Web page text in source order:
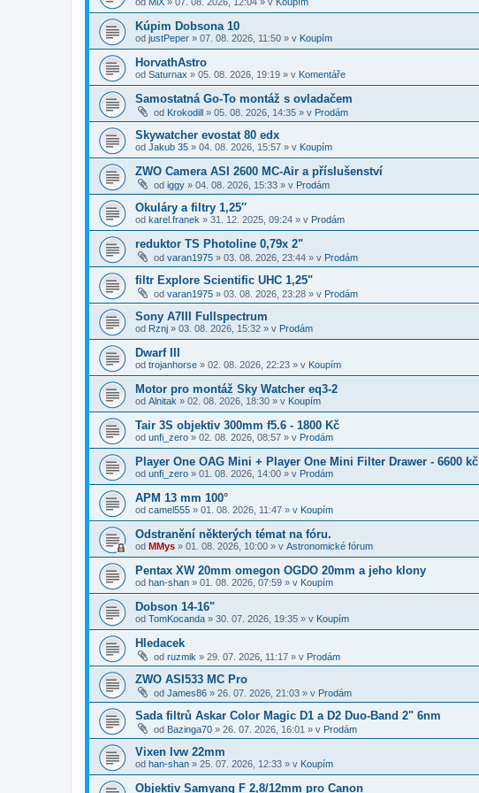
Kúpim Dobsona 10
od justPeper » 07. 08. 2026, 11:50 » v Koupím
HorvathAstro
od Saturnax » 05. 08. 2026, 19:19 » v Komentáře
Samostatná Go-To montáž s ovladačem
od Krokodill » 05. 08. 2026, 14:35 » v Prodám
Skywatcher evostat 80 edx
od Jakub 35 » 04. 08. 2026, 15:57 » v Koupím
ZWO Camera ASI 2600 MC-Air a příslušenství
od iggy » 04. 08. 2026, 15:33 » v Prodám
Okuláry a filtry 1,25″
od karel.franek » 31. 12. 2025, 09:24 » v Prodám
reduktor TS Photoline 0,79x 2"
od varan1975 » 03. 08. 2026, 23:44 » v Prodám
filtr Explore Scientific UHC 1,25"
od varan1975 » 03. 08. 2026, 23:28 » v Prodám
Sony A7III Fullspectrum
od Rznj » 03. 08. 2026, 15:32 » v Prodám
Dwarf III
od trojanhorse » 02. 08. 2026, 22:23 » v Koupím
Motor pro montáž Sky Watcher eq3-2
od Alnitak » 02. 08. 2026, 18:30 » v Koupím
Tair 3S objektiv 300mm f5.6 - 1800 Kč
od unfi_zero » 02. 08. 2026, 08:57 » v Prodám
Player One OAG Mini + Player One Mini Filter Drawer - 6600 kč
od unfi_zero » 01. 08. 2026, 14:00 » v Prodám
APM 13 mm 100°
od camel555 » 01. 08. 2026, 11:47 » v Koupím
Odstranění některých témat na fóru.
od MMys » 01. 08. 2026, 10:00 » v Astronomické fórum
Pentax XW 20mm omegon OGDO 20mm a jeho klony
od han-shan » 01. 08. 2026, 07:59 » v Koupím
Dobson 14-16"
od TomKocanda » 30. 07. 2026, 19:35 » v Koupím
Hledacek
od ruzmik » 29. 07. 2026, 11:17 » v Prodám
ZWO ASI533 MC Pro
od James86 » 26. 07. 2026, 21:03 » v Prodám
Sada filtrů Askar Color Magic D1 a D2 Duo-Band 2" 6nm
od Bazinga70 » 26. 07. 2026, 16:01 » v Prodám
Vixen lvw 22mm
od han-shan » 25. 07. 2026, 12:33 » v Koupím
Objektiv Samyang F 2,8/12mm pro Canon